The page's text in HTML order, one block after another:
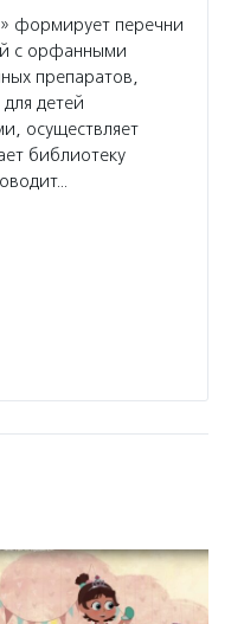
формирует перечни
с орфанными
препаратов,
детей
осуществляет
библиотеку